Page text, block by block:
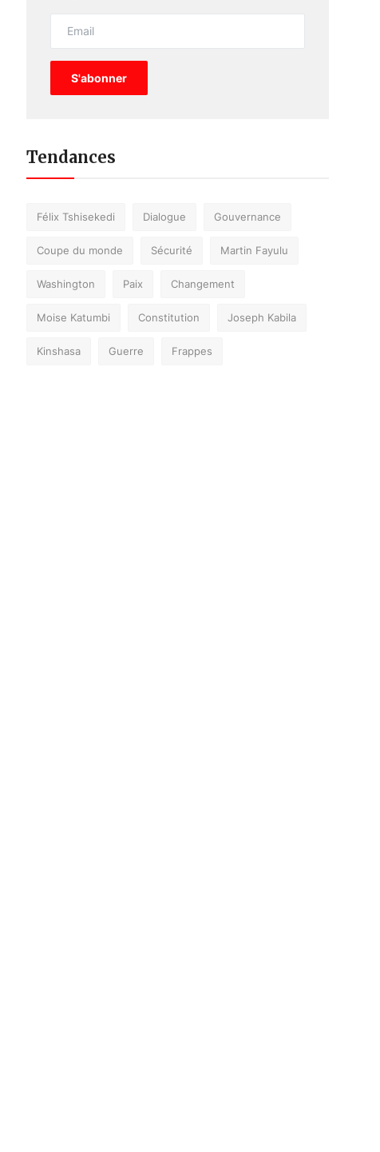
S'abonner
Tendances
Félix Tshisekedi Dialogue Gouvernance
Coupe du monde Sécurité Martin Fayulu
Washington Paix Changement
Moise Katumbi Constitution Joseph Kabila
Kinshasa Guerre Frappes